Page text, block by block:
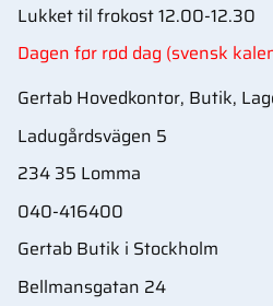
Lukket til frokost 12.00-12.30
Dagen før rød dag (svensk
Gertab Hovedkontor, Butik,
Ladugårdsvägen 5
234 35 Lomma
040-416400
Gertab Butik i Stockholm
Bellmansgatan 24